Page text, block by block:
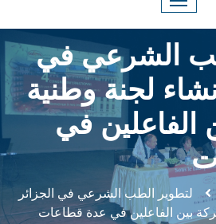
الشرعي في
لجنة وطنية
الفاعلين في
لتطوير الطب الشرعي في الجزائر
بين الفاعلين في عدة قطاعات